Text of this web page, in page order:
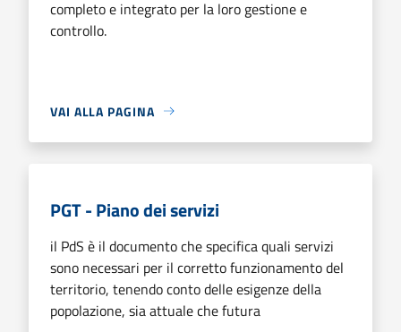
completo e integrato per la loro gestione e
controllo.
VAI ALLA PAGINA
PGT - Piano dei servizi
il PdS è il documento che specifica quali servizi
sono necessari per il corretto funzionamento del
territorio, tenendo conto delle esigenze della
popolazione, sia attuale che futura